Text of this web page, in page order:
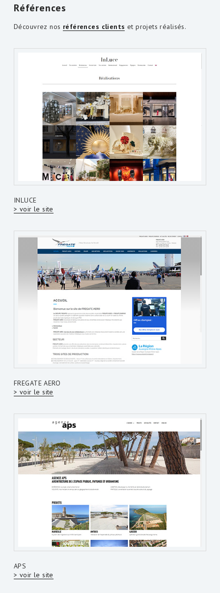
Références
Découvrez nos références clients et projets réalisés.
INLUCE
> voir le site
FREGATE AERO
> voir le site
APS
> voir le site